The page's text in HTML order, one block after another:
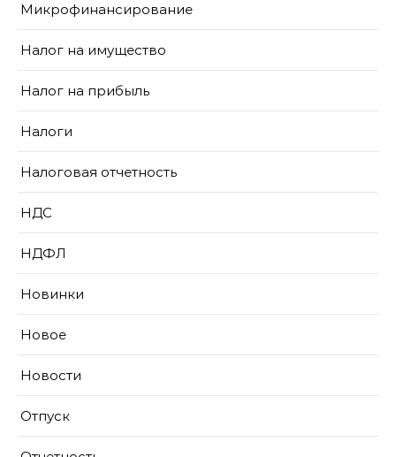
Микрофинансирование
Налог на имущество
Налог на прибыль
Налоги
Налоговая отчетность
НДС
НДФЛ
Новинки
Новое
Новости
Отпуск